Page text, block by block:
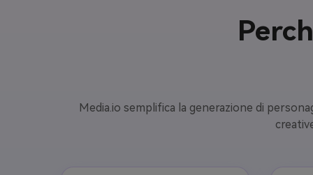
Media.io semplifica la generazione di